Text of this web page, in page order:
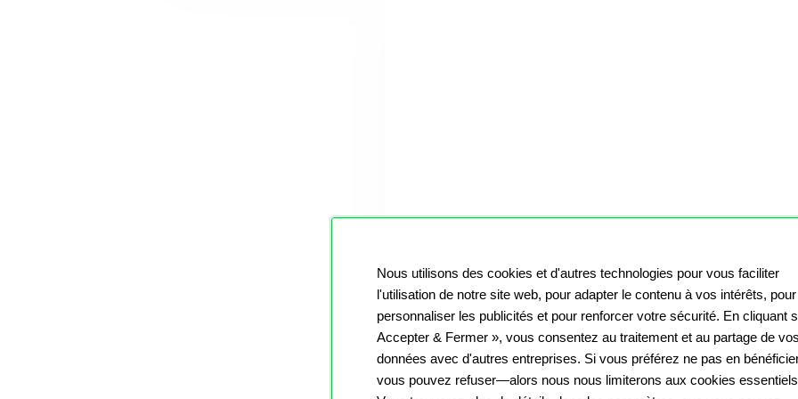
Nous utilisons des cookies et d'autres technologies pour vous faciliter
l'utilisation de notre site web, pour adapter le contenu à vos intérêts, pour
personnaliser les publicités et pour renforcer votre sécurité. En cliquant
Accepter & Fermer », vous consentez au traitement et au partage de vos
données avec d'autres entreprises. Si vous préférez ne pas en
vous pouvez refuser—alors nous nous limiterons aux cookies
Poster photo laminé mat
La version luxe de votre impression poster : le laminage sublime
le poster photo avec un effet mat satiné et offre une meilleure